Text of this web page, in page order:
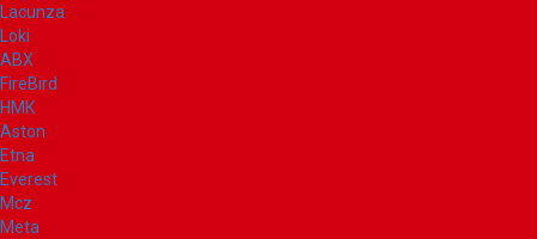
Lacunza
Loki
ABX
FireBird
НМК
Aston
Etna
Everest
Mcz
Meta